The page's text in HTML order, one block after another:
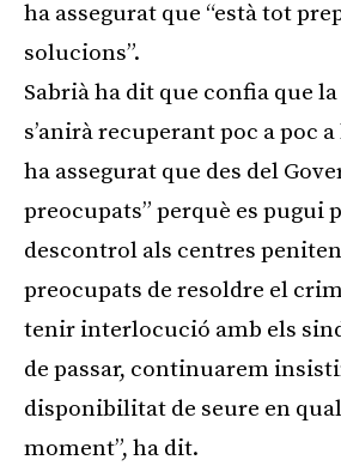
ha assegurat que “està tot
solucions”.
Sabrià ha dit que confia que
s’anirà recuperant poc a poc
ha assegurat que des del
preocupats” perquè es pugui
descontrol als centres
preocupats de resoldre el
tenir interlocució amb els
de passar, continuarem
disponibilitat de seure en
moment”, ha dit.